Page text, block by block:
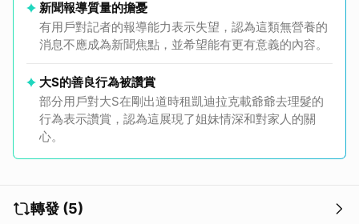
新聞報導質量的擔憂
有用戶對記者的報導能力表示失望，認為這類無營養的
消息不應成為新聞焦點，並希望能有更有意義的內容。
大S的善良行為被讚賞
部分用戶對大S在剛出道時租凱迪拉克載爺爺去理髮的
行為表示讚賞，認為這展現了姐妹情深和對家人的關
心。
轉發 (5)